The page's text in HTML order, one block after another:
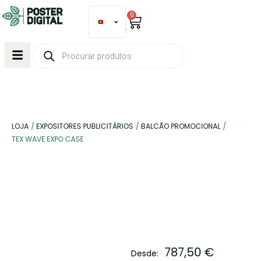
0
LOJA / EXPOSITORES PUBLICITÁRIOS / BALCÃO PROMOCIONAL /
TEX WAVE EXPO CASE
Desde: 787,50 €